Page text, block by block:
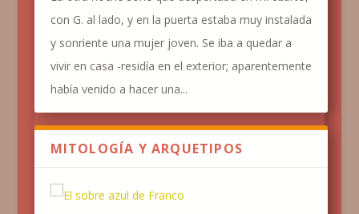
con G. al lado, y en la puerta estaba muy instalada
y sonriente una mujer joven. Se iba a quedar a
vivir en casa -residía en el exterior; aparentemente
había venido a hacer una...
MITOLOGÍA Y ARQUETIPOS